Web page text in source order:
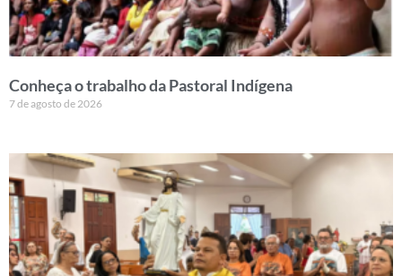
Conheça o trabalho da Pastoral Indígena
7 de agosto de 2026